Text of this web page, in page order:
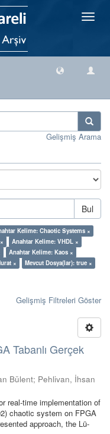
Geçiş
Gelişmiş Arama
Bul
Kelime: Chaotic Systems ×
Anahtar Kelime: VHDL ×
Anahtar Kelime: Kaos ×
×
Mevcut Dosya(lar): true ×
Gelişmiş Filtreleri Göster
Tabanlı Gerçek
Bülent; Pehlivan, İhsan
real-time implementation of
chaotic system on FPGA
approach, the Lü-